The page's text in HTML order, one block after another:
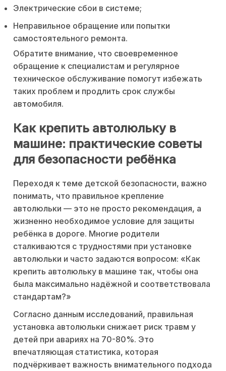
Электрические сбои в системе;
Неправильное обращение или попытки
самостоятельного ремонта.
Обратите внимание, что своевременное
обращение к специалистам и регулярное
техническое обслуживание помогут избежать
таких проблем и продлить срок службы
автомобиля.
Как крепить автолюльку в
машине: практические советы
для безопасности ребёнка
Переходя к теме детской безопасности, важно
понимать, что правильное крепление
автолюльки — это не просто рекомендация, а
жизненно необходимое условие для защиты
ребёнка в дороге. Многие родители
сталкиваются с трудностями при установке
автолюльки и часто задаются вопросом: «Как
крепить автолюльку в машине так, чтобы она
была максимально надёжной и соответствовала
стандартам?»
Согласно данным исследований, правильная
установка автолюльки снижает риск травм у
детей при авариях на 70-80%. Это
впечатляющая статистика, которая
подчёркивает важность внимательного подхода